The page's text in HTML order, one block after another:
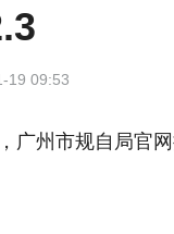
19 09:53
广州市规自局官